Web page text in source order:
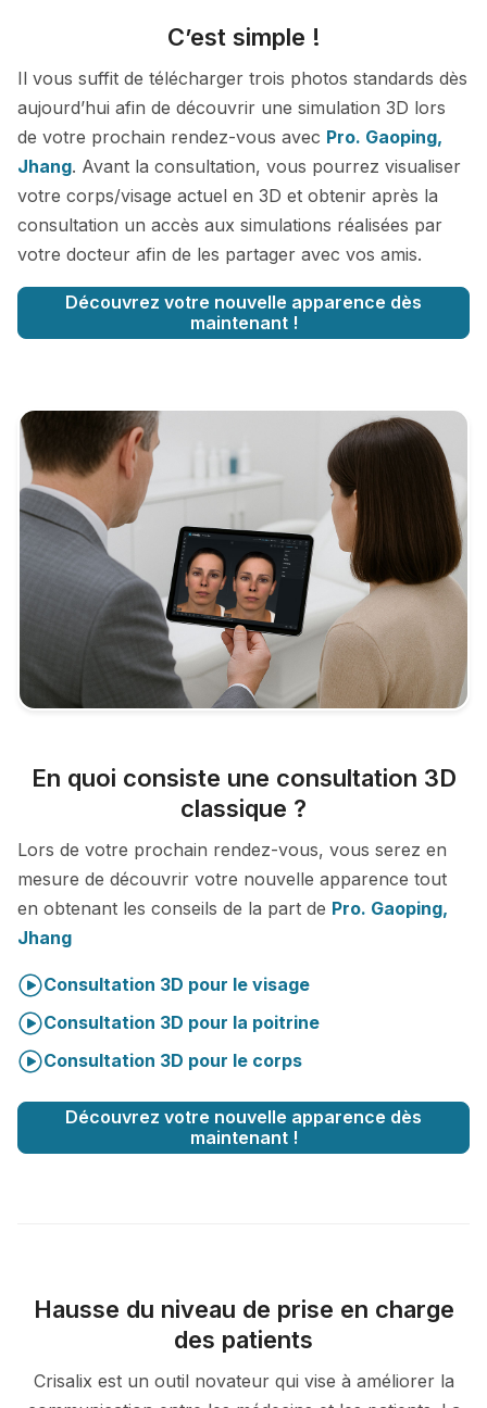
C’est simple !
Il vous suffit de télécharger trois photos standards dès
aujourd’hui afin de découvrir une simulation 3D lors
de votre prochain rendez-vous avec Pro. Gaoping,
Jhang. Avant la consultation, vous pourrez visualiser
votre corps/visage actuel en 3D et obtenir après la
consultation un accès aux simulations réalisées par
votre docteur afin de les partager avec vos amis.
Découvrez votre nouvelle apparence dès
maintenant !
En quoi consiste une consultation 3D
classique ?
Lors de votre prochain rendez-vous, vous serez en
mesure de découvrir votre nouvelle apparence tout
en obtenant les conseils de la part de Pro. Gaoping,
Jhang
Consultation 3D pour le visage
Consultation 3D pour la poitrine
Consultation 3D pour le corps
Découvrez votre nouvelle apparence dès
maintenant !
Hausse du niveau de prise en charge
des patients
Crisalix est un outil novateur qui vise à améliorer la